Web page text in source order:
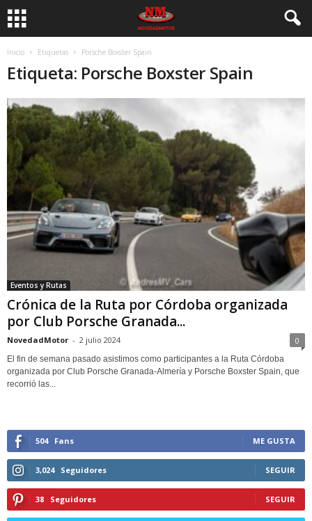
Inicio Etiquetas Porsche Boxster Spain
Etiqueta: Porsche Boxster Spain
Eventos y Rutas
Crónica de la Ruta por Córdoba organizada
por Club Porsche Granada...
NovedadMotor - 2 julio 2024 0
El fin de semana pasado asistimos como participantes a la Ruta Córdoba
organizada por Club Porsche Granada-Almería y Porsche Boxster Spain, que
recorrió las...
504 Fans ME GUSTA
3,024 Seguidores SEGUIR
38 Seguidores SEGUIR